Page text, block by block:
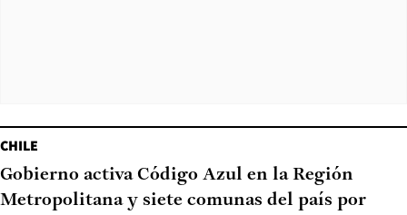
CHILE
Gobierno activa Código Azul en la Región
Metropolitana y siete comunas del país por